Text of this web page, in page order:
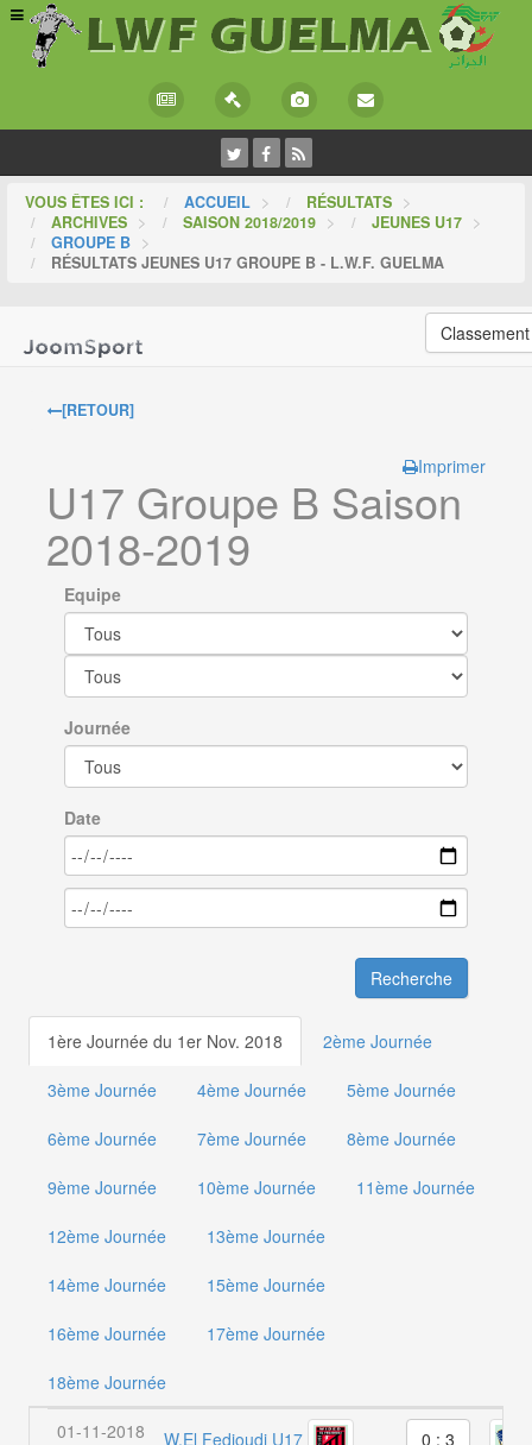
VOUS ÊTES ICI : ACCUEIL > RÉSULTATS >
ARCHIVES > SAISON 2018/2019 > JEUNES U17 >
GROUPE B >
RÉSULTATS JEUNES U17 GROUPE B - L.W.F. GUELMA
Classement
[RETOUR]
Imprimer
U17 Groupe B Saison
2018-2019
Equipe
Journée
Date
Recherche
1ère Journée du 1er Nov. 2018 2ème Journée
3ème Journée 4ème Journée 5ème Journée
6ème Journée 7ème Journée 8ème Journée
9ème Journée 10ème Journée 11ème Journée
12ème Journée 13ème Journée
14ème Journée 15ème Journée
16ème Journée 17ème Journée
18ème Journée
01-11-2018 W.El Fedjoudj U17 0 : 3